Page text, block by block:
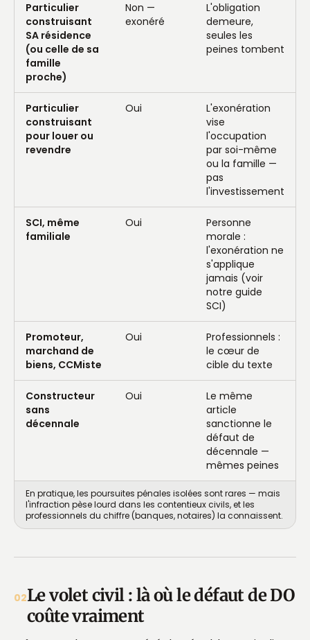
Particulier
construisant
SA résidence
(ou celle de sa
famille
proche)
Non —
exonéré
L'obligation
demeure,
seules les
peines tombent
Particulier
construisant
pour louer ou
revendre
Oui
L'exonération
vise
l'occupation
par soi-même
ou la famille —
pas
l'investissement
SCI, même
familiale
Oui
Personne
morale :
l'exonération ne
s'applique
jamais (voir
notre guide
SCI)
Promoteur,
marchand de
biens, CCMiste
Oui
Professionnels :
le cœur de
cible du texte
Constructeur
sans
décennale
Oui
Le même
article
sanctionne le
défaut de
décennale —
mêmes peines
En pratique, les poursuites pénales isolées sont rares — mais
l'infraction pèse lourd dans les contentieux civils, et les
professionnels du chiffre (banques, notaires) la connaissent.
02Le volet civil : là où le défaut de DO
coûte vraiment